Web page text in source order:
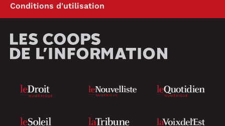
Conditions d'utilisation